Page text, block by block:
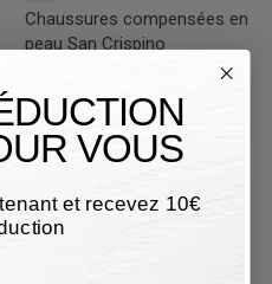
Chaussures compensées en
peau San Crispino
dans le Outlet de Guidi
Outlet, vous trouverez la meilleure
VOUS
et recevez 10€